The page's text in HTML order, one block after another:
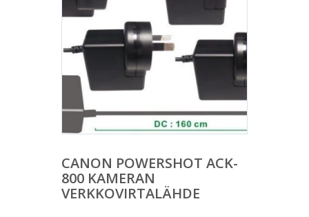
CANON POWERSHOT ACK-
800 KAMERAN
VERKKOVIRTALÄHDE